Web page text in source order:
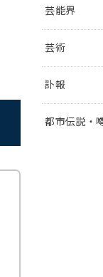
芸能界
芸術
訃報
都市伝説・